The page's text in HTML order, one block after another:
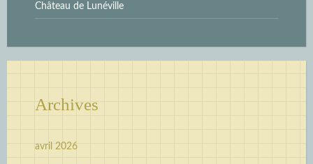
Château de Lunéville
Archives
avril 2026